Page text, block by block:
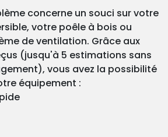
concerne un souci sur votre
votre poêle à bois ou
de ventilation. Grâce aux
(jusqu'à 5 estimations sans
vous avez la possibilité
équipement :